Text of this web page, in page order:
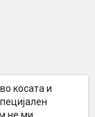
косата и